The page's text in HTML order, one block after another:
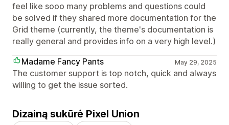
feel like sooo many problems and questions could
be solved if they shared more documentation for the
Grid theme (currently, the theme's documentation is
really general and provides info on a very high level.)
Madame Fancy Pants
May 29, 2025
The customer support is top notch, quick and always
willing to get the issue sorted.
Dizainą sukūrė Pixel Union